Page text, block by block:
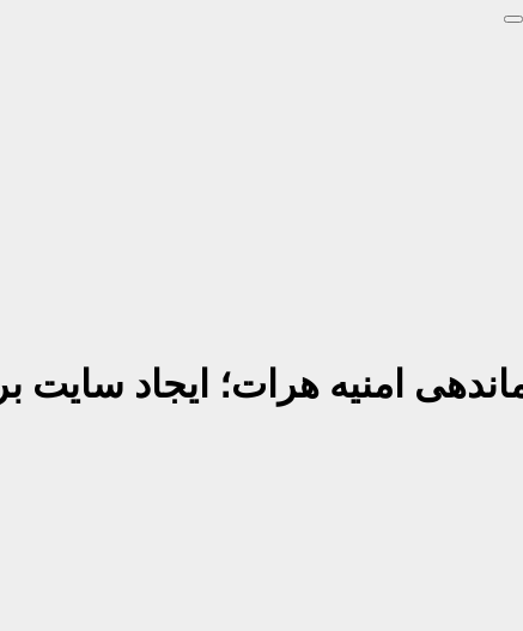
امنیه هرات؛ ایجاد